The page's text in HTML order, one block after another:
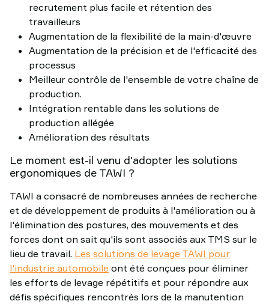
recrutement plus facile et rétention des
travailleurs
Augmentation de la flexibilité de la main-d'œuvre
Augmentation de la précision et de l'efficacité des
processus
Meilleur contrôle de l'ensemble de votre chaîne de
production.
Intégration rentable dans les solutions de
production allégée
Amélioration des résultats
Le moment est-il venu d'adopter les solutions
ergonomiques de TAWI ?
TAWI a consacré de nombreuses années de recherche
et de développement de produits à l'amélioration ou à
l'élimination des postures, des mouvements et des
forces dont on sait qu'ils sont associés aux TMS sur le
lieu de travail. Les solutions de levage TAWI pour
l'industrie automobile ont été conçues pour éliminer
les efforts de levage répétitifs et pour répondre aux
défis spécifiques rencontrés lors de la manutention